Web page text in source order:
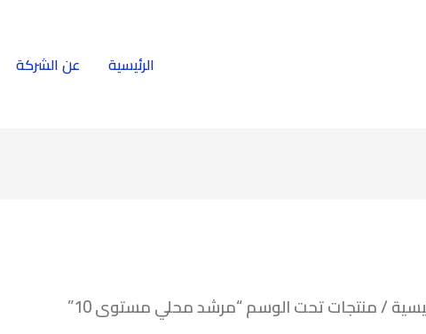
الرئيسية عن الشركة
/ منتجات تحت الوسم “مرشد محلي مستوى 10”